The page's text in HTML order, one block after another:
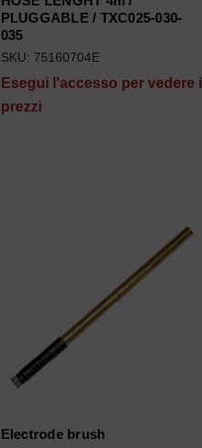
PLUGGABLE / TXC025-030-
035
SKU: 75160704E
Esegui l'accesso per vedere i
prezzi
Electrode brush